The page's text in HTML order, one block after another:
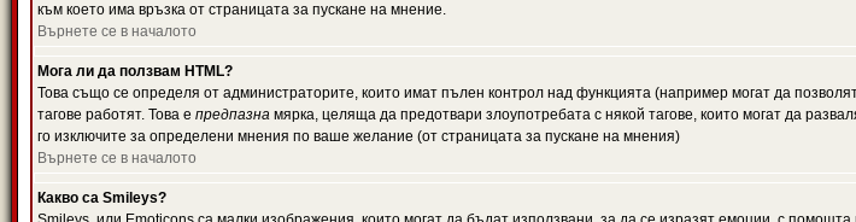
към което има връзка от страницата за пускане на мнение.
Върнете се в началото
Мога ли да ползвам HTML?
Това също се определя от администраторите, които имат пълен контрол над функцията (например могат да
тагове работят. Това е предпазна мярка, целяща да предотвари злоупотребата с някой тагове, които могат да
го изключите за определени мнения по ваше желание (от страницата за пускане на мнения)
Върнете се в началото
Какво са Smileys?